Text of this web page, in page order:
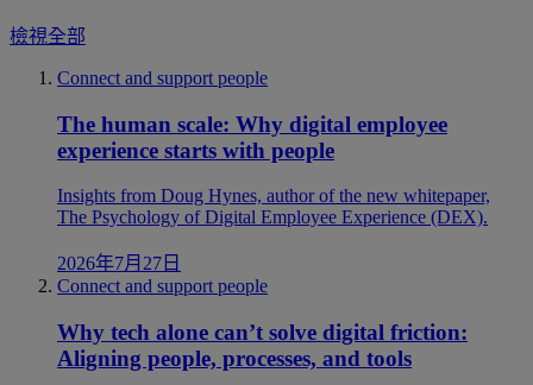
檢視全部
Connect and support people
The human scale: Why digital employee
experience starts with people
Insights from Doug Hynes, author of the new whitepaper,
The Psychology of Digital Employee Experience (DEX).
2026年7月27日
Connect and support people
Why tech alone can’t solve digital friction:
Aligning people, processes, and tools